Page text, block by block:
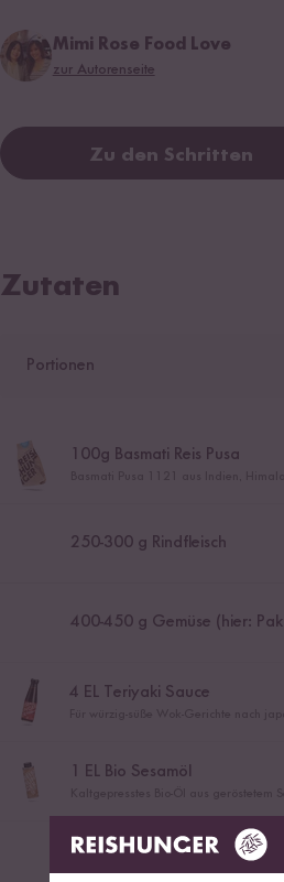
Mimi Rose Food Love
zur Autorenseite
Zu den Schritten
Zutaten
Portionen
100g Basmati Reis Pusa
250-300g Rindfleisch
400-450g Gemüse (hier:
4 EL Teriyaki Sauce
EL Bio Sesamöl